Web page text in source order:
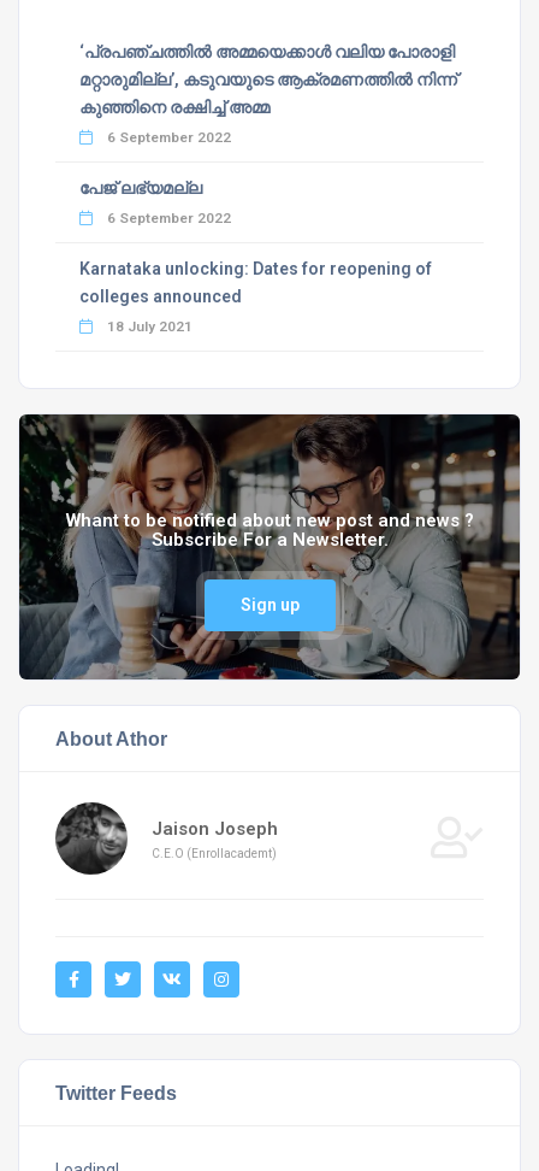
‘പ്രപഞ്ചത്തില്‍ അമ്മയെക്കാള്‍ വലിയ പോരാളി
മറ്റാരുമില്ല’, കടുവയുടെ ആക്രമണത്തില്‍ നിന്ന്
കുഞ്ഞിനെ രക്ഷിച്ച് അമ്മ
6 September 2022
പേജ് ലഭ്യമല്ല
6 September 2022
Karnataka unlocking: Dates for reopening of
colleges announced
18 July 2021
Whant to be notified about new post and news ?
Subscribe For a Newsletter.
Sign up
About Athor
Jaison Joseph
C.E.O (Enrollacademt)
Twitter Feeds